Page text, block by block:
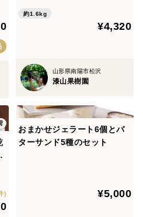
、夏バテ防止にもぴったりの
定した環境で一房一房丁寧に
ス栽培も行い早期からお楽し
～
在では2丁歩（約2ha・約
しています。「日当り・水
約1.6kg
¥4,320
山形県南陽市松沢
漆山果樹園
)
おまかせジェラート6個とバ
ターサンド5種のセット
¥5,000